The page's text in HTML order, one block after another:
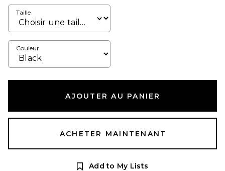
Taille
Couleur
AJOUTER AU PANIER
ACHETER MAINTENANT
Add to My Lists